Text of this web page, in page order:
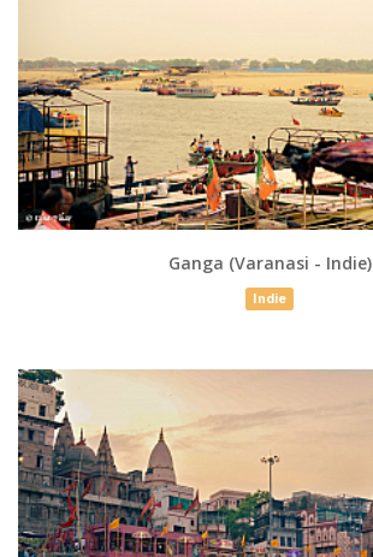
Ganga (Varanasi - Indie)
Indie